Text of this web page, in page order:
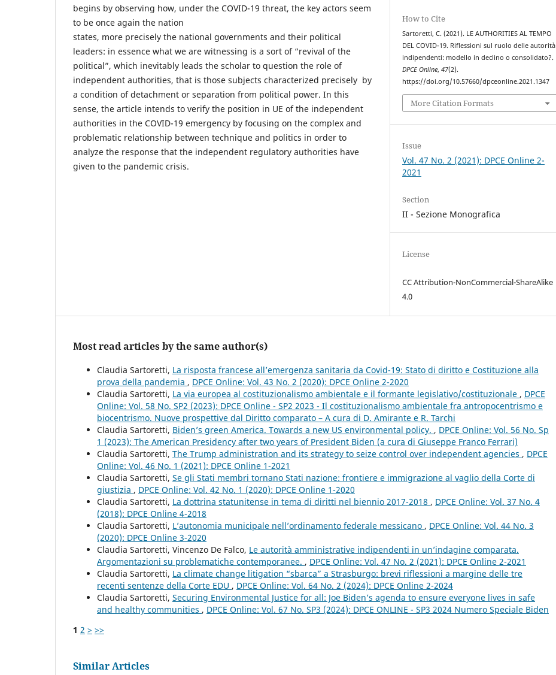
begins by observing how, under the COVID-19 threat, the key actors seem
to be once again the nation
states, more precisely the national governments and their political
leaders: in essence what we are witnessing is a sort of “revival of the
political”, which inevitably leads the scholar to question the role of
independent authorities, that is those subjects characterized precisely by
a condition of detachment or separation from political power. In this
sense, the article intends to verify the position in UE of the independent
authorities in the COVID-19 emergency by focusing on the complex and
problematic relationship between technique and politics in order to
analyze the response that the independent regulatory authorities have
given to the pandemic crisis.
How to Cite
Sartoretti, C. (2021). LE AUTHORITIES AL TEMPO
DEL COVID-19. Riflessioni sul ruolo delle autorità
indipendenti: modello in declino o consolidato?.
DPCE Online,47(2).
https://doi.org/10.57660/dpceonline.2021.1347
More Citation Formats
Issue
Vol. 47 No. 2 (2021): DPCE Online 2-
2021
Section
II - Sezione Monografica
License
CC Attribution-NonCommercial-ShareAlike
4.0
Most read articles by the same author(s)
Claudia Sartoretti, La risposta francese all’emergenza sanitaria da Covid-19: Stato di diritto e Costituzione alla
prova della pandemia , DPCE Online: Vol. 43 No. 2 (2020): DPCE Online 2-2020
Claudia Sartoretti, La via europea al costituzionalismo ambientale e il formante legislativo/costituzionale , DPCE
Online: Vol. 58 No. SP2 (2023): DPCE Online - SP2 2023 - Il costituzionalismo ambientale fra antropocentrismo e
biocentrismo. Nuove prospettive dal Diritto comparato – A cura di D. Amirante e R. Tarchi
Claudia Sartoretti, Biden’s green America. Towards a new US environmental policy. , DPCE Online: Vol. 56 No. Sp
1 (2023): The American Presidency after two years of President Biden (a cura di Giuseppe Franco Ferrari)
Claudia Sartoretti, The Trump administration and its strategy to seize control over independent agencies , DPCE
Online: Vol. 46 No. 1 (2021): DPCE Online 1-2021
Claudia Sartoretti, Se gli Stati membri tornano Stati nazione: frontiere e immigrazione al vaglio della Corte di
giustizia , DPCE Online: Vol. 42 No. 1 (2020): DPCE Online 1-2020
Claudia Sartoretti, La dottrina statunitense in tema di diritti nel biennio 2017-2018 , DPCE Online: Vol. 37 No. 4
(2018): DPCE Online 4-2018
Claudia Sartoretti, L’autonomia municipale nell’ordinamento federale messicano , DPCE Online: Vol. 44 No. 3
(2020): DPCE Online 3-2020
Claudia Sartoretti, Vincenzo De Falco, Le autorità amministrative indipendenti in un’indagine comparata.
Argomentazioni su problematiche contemporanee. , DPCE Online: Vol. 47 No. 2 (2021): DPCE Online 2-2021
Claudia Sartoretti, La climate change litigation “sbarca” a Strasburgo: brevi riflessioni a margine delle tre
recenti sentenze della Corte EDU , DPCE Online: Vol. 64 No. 2 (2024): DPCE Online 2-2024
Claudia Sartoretti, Securing Environmental Justice for all: Joe Biden’s agenda to ensure everyone lives in safe
and healthy communities , DPCE Online: Vol. 67 No. SP3 (2024): DPCE ONLINE - SP3 2024 Numero Speciale Biden
1 2 > >>
Similar Articles